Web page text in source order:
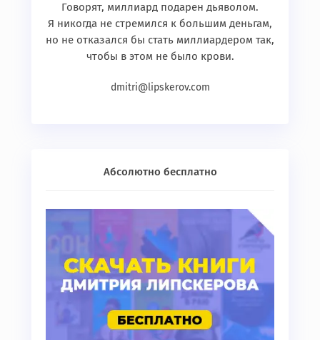
Говорят, миллиард подарен дьяволом.
Я никогда не стремился к большим деньгам,
но не отказался бы стать миллиардером так,
чтобы в этом не было крови.
dmitri@lipskerov.com
Абсолютно бесплатно